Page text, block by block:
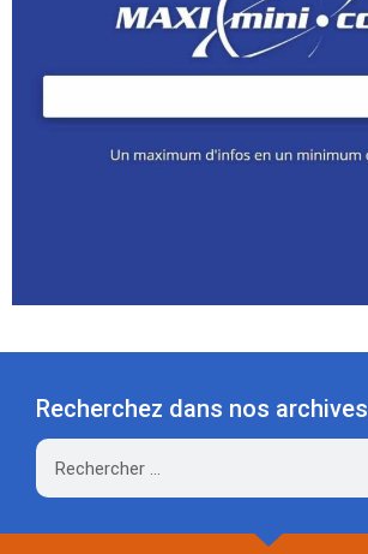
Recherchez dans nos archives
Rechercher